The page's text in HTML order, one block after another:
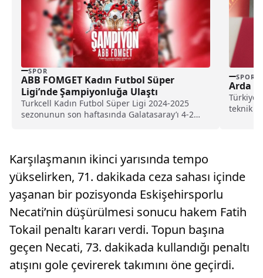
SPOR
ABB FOMGET Kadın Futbol Süper
Ligi’nde Şampiyonluğa Ulaştı
Turkcell Kadın Futbol Süper Ligi 2024-2025
sezonunun son haftasında Galatasaray’ı 4-2
SPOR
Arda
teknik
Karşılaşmanın ikinci yarısında tempo
yükselirken, 71. dakikada ceza sahası içinde
yaşanan bir pozisyonda Eskişehirsporlu
Necati’nin düşürülmesi sonucu hakem Fatih
Tokail penaltı kararı verdi. Topun başına
geçen Necati, 73. dakikada kullandığı penaltı
atışını gole çevirerek takımını öne geçirdi.